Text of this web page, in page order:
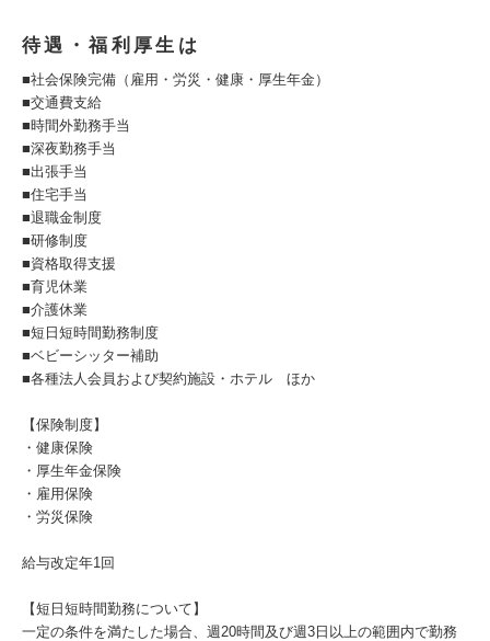
待遇・福利厚生は
■社会保険完備（雇用・労災・健康・厚生年金）
■交通費支給
■時間外勤務手当
■深夜勤務手当
■出張手当
■住宅手当
■退職金制度
■研修制度
■資格取得支援
■育児休業
■介護休業
■短日短時間勤務制度
■ベビーシッター補助
■各種法人会員および契約施設・ホテル ほか
【保険制度】
・健康保険
・厚生年金保険
・雇用保険
・労災保険
給与改定年1回
【短日短時間勤務について】
一定の条件を満たした場合、週20時間及び週3日以上の範囲内で勤務